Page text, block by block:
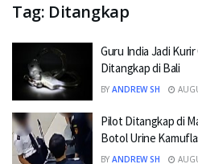
Tag: Ditangkap
Guru India Jadi Kurir
Ditangkap di Bali
BY ANDREW SH
Pilot Ditangkap di
Botol Urine
BY ANDREW SH